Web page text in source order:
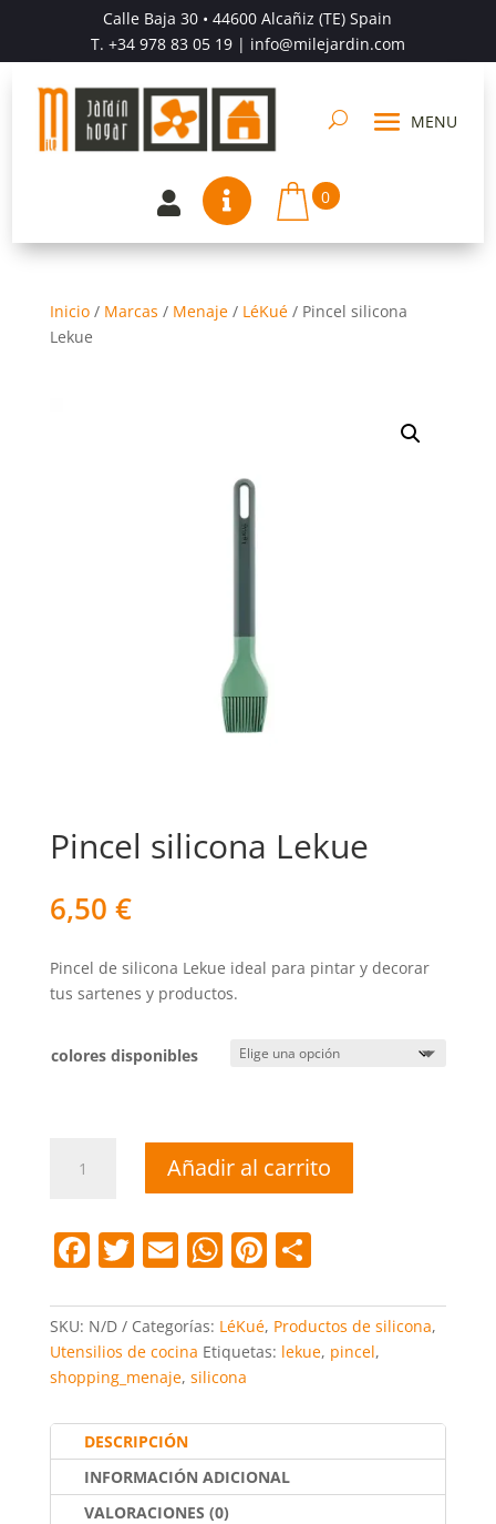
Calle Baja 30 • 44600 Alcañiz (TE) Spain
T. +34 978 83 05 19| info@milejardin.com
  0
Inicio/ Marcas / Menaje/ LéKué/ Pincel silicona
Lekue
Pincel silicona Lekue
6,50 €
Pincel de silicona Lekue ideal para pintar y decorar
tus sartenes y productos.
colores disponibles
silicona
Añadir al carrito
F
c
e
b
o
o
k
T
itt
er
E
ai
l
W
at
s
A
p
p
Pi
er
e
C
m
p
tir
SKU: N/D Categorías: LéKué, Productos de silicona,
Utensilios de cocina Etiquetas: lekue, pincel,
shopping_menaje, silicona
DESCRIPCIÓN
INFORMACIÓN ADICIONAL
VALORACIONES (0)